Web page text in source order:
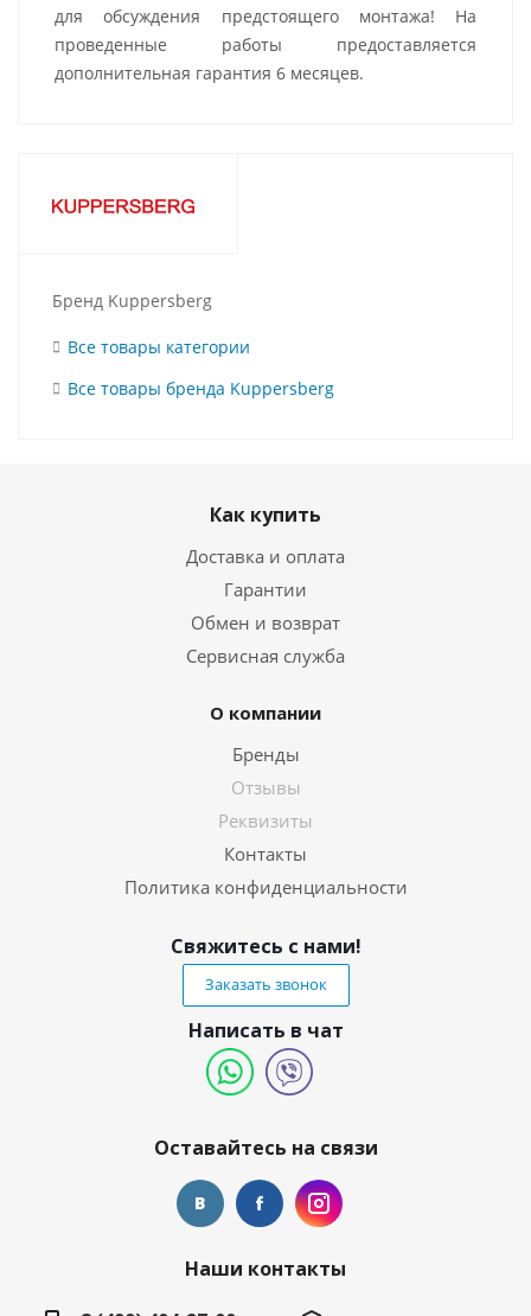
для обсуждения предстоящего монтажа! На
проведенные работы предоставляется
дополнительная гарантия 6 месяцев.
Бренд Kuppersberg
Все товары категории
Все товары бренда Kuppersberg
Как купить
Доставка и оплата
Гарантии
Обмен и возврат
Сервисная служба
О компании
Бренды
Отзывы
Реквизиты
Контакты
Политика конфиденциальности
Свяжитесь с нами!
Заказать звонок
Написать в чат
Оставайтесь на связи
Наши контакты